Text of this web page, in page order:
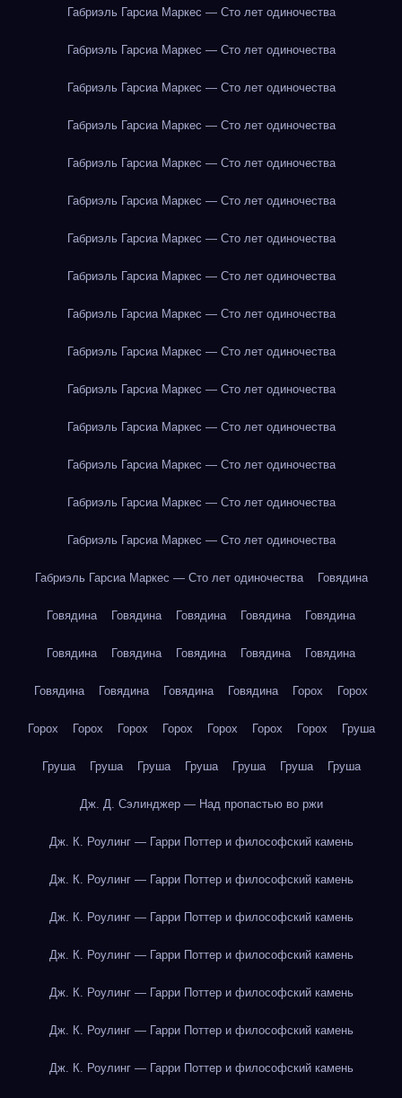
Габриэль Гарсиа Маркес — Сто лет одиночества
Габриэль Гарсиа Маркес — Сто лет одиночества
Габриэль Гарсиа Маркес — Сто лет одиночества
Габриэль Гарсиа Маркес — Сто лет одиночества
Габриэль Гарсиа Маркес — Сто лет одиночества
Габриэль Гарсиа Маркес — Сто лет одиночества
Габриэль Гарсиа Маркес — Сто лет одиночества
Габриэль Гарсиа Маркес — Сто лет одиночества
Габриэль Гарсиа Маркес — Сто лет одиночества
Габриэль Гарсиа Маркес — Сто лет одиночества
Габриэль Гарсиа Маркес — Сто лет одиночества
Габриэль Гарсиа Маркес — Сто лет одиночества
Габриэль Гарсиа Маркес — Сто лет одиночества
Габриэль Гарсиа Маркес — Сто лет одиночества
Габриэль Гарсиа Маркес — Сто лет одиночества
Габриэль Гарсиа Маркес — Сто лет одиночества Говядина
Говядина Говядина Говядина Говядина Говядина
Говядина Говядина Говядина Говядина Говядина
Говядина Говядина Говядина Говядина Горох Горох
Горох Горох Горох Горох Горох Горох Горох Груша
Груша Груша Груша Груша Груша Груша Груша
Дж. Д. Сэлинджер — Над пропастью во ржи
Дж. К. Роулинг — Гарри Поттер и философский камень
Дж. К. Роулинг — Гарри Поттер и философский камень
Дж. К. Роулинг — Гарри Поттер и философский камень
Дж. К. Роулинг — Гарри Поттер и философский камень
Дж. К. Роулинг — Гарри Поттер и философский камень
Дж. К. Роулинг — Гарри Поттер и философский камень
Дж. К. Роулинг — Гарри Поттер и философский камень